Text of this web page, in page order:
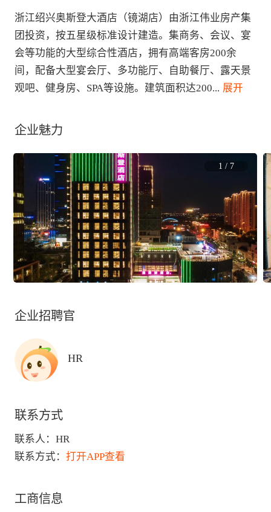
浙江绍兴奥斯登大酒店（镜湖店）由浙江伟业房产集
团投资，按五星级标准设计建造。集商务、会议、宴
会等功能的大型综合性酒店，拥有高端客房200余
间，配备大型宴会厅、多功能厅、自助餐厅、露天景
观吧、健身房、SPA等设施。建筑面积达200... 展开
企业魅力
1 / 7
企业招聘官
HR
联系方式
联系人： HR
联系方式： 打开APP查看
工商信息